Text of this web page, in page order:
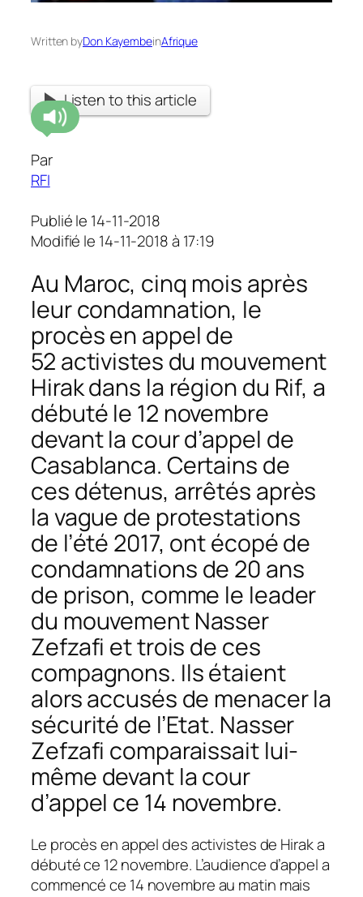
Written byDon KayembeinAfrique
Listen to this article
Par
RFI
Publié le 14-11-2018
Modifié le 14-11-2018 à 17:19
Au Maroc, cinq mois après
leur condamnation, le
procès en appel de
52 activistes du mouvement
Hirak dans la région du Rif, a
débuté le 12 novembre
devant la cour d’appel de
Casablanca. Certains de
ces détenus, arrêtés après
la vague de protestations
de l’été 2017, ont écopé de
condamnations de 20 ans
de prison, comme le leader
du mouvement Nasser
Zefzafi et trois de ces
compagnons. Ils étaient
alors accusés de menacer la
sécurité de l’Etat. Nasser
Zefzafi comparaissait lui-
même devant la cour
d’appel ce 14 novembre.
Le procès en appel des activistes de Hirak a
débuté ce 12 novembre. L’audience d’appel a
commencé ce 14 novembre au matin mais